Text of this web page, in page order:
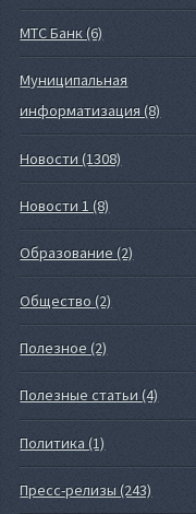
МТС Банк (6)
Муниципальная
информатизация (8)
Новости (1308)
Новости 1 (8)
Образование (2)
Общество (2)
Полезное (2)
Полезные статьи (4)
Политика (1)
Пресс-релизы (243)